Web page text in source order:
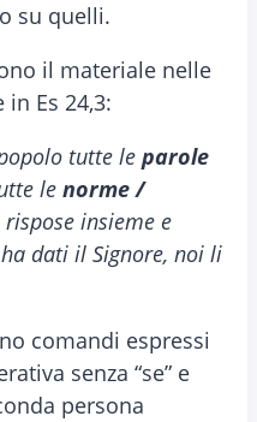
su quelli.
il materiale nelle
Es 24,3:
tutte le parole
le norme /
insieme e
dati il Signore, noi li
comandi espressi
senza “se” e
persona